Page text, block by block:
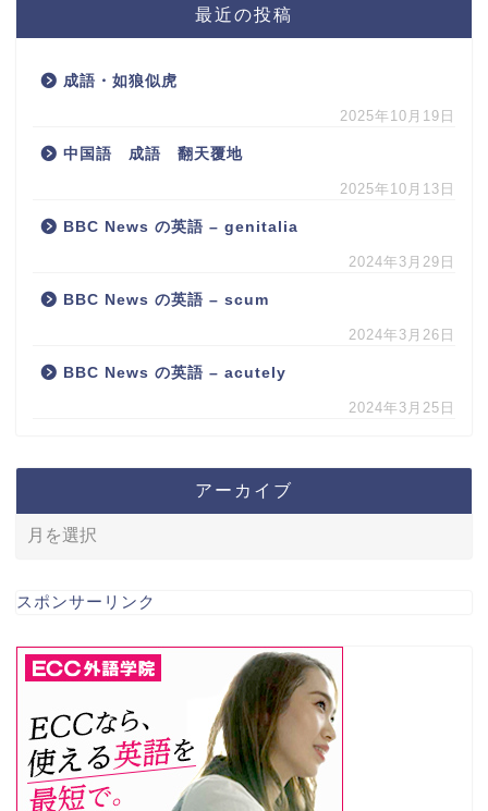
最近の投稿
成語・如狼似虎
2025年10月19日
中国語 成語 翻天覆地
2025年10月13日
BBC News の英語 – genitalia
2024年3月29日
BBC News の英語 – scum
2024年3月26日
BBC News の英語 – acutely
2024年3月25日
アーカイブ
スポンサーリンク